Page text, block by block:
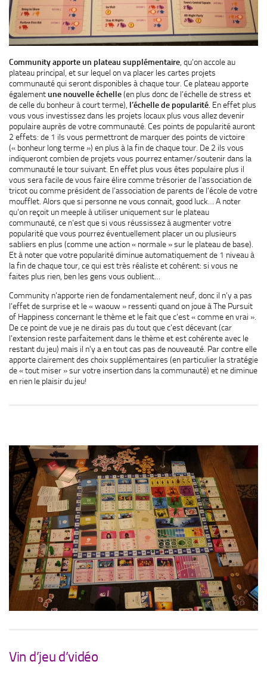
Community apporte un plateau supplémentaire, qu’on accole au
plateau principal, et sur lequel on va placer les cartes projets
communauté qui seront disponibles à chaque tour. Ce plateau apporte
égalementune nouvelle échelle(en plus donc de l’échelle de stress et
de celle du bonheur à court terme), l’échelle de popularité. En effet plus
vous vous investissez dans les projets locaux plus vous allez devenir
populaire auprès de votre communauté. Ces points de popularité auront
2 effets: de 1 ils vous permettront de marquer des points de victoire
(« bonheur long terme ») en plus à la fin de chaque tour. De 2 ils vous
indiqueront combien de projets vous pourrez entamer/soutenir dans la
communauté le tour suivant. En effet plus vous êtes populaire plus il
vous sera facile de vous faire élire comme trésorier de l’association de
tricot ou comme président de l’association de parents de l’école de votre
moufflet. Alors que si personne ne vous connait, good luck… A noter
qu’on reçoit un meeple à utiliser uniquement sur le plateau
communauté, ce n’est que si vous réussissez à augmenter votre
popularité que vous pourrez éventuellement placer un ou plusieurs
sabliers en plus (comme une action « normale » sur le plateau de base).
Et à noter que votre popularité diminue automatiquement de 1 niveau à
la fin de chaque tour, ce qui est très réaliste et cohérent: si vous ne
faites plus rien, ben les gens vous oublient…
Community n’apporte rien de fondamentalement neuf, donc il n’y a pas
l’effet de surprise et le « waouw » ressenti quand on joue à The Pursuit
of Happiness concernant le thème et le fait que c’est « comme en vrai ».
De ce point de vue je ne dirais pas du tout que c’est décevant (car
l’extension reste parfaitement dans le thème et est cohérente avec le
restant du jeu) mais il n’y a en tout cas pas de nouveauté. Par contre elle
apporte clairement des choix supplémentaires (en particulier la stratégie
de « tout miser » sur votre insertion dans la communauté) et ne diminue
en rien le plaisir du jeu!
Vin d’jeu d’vidéo